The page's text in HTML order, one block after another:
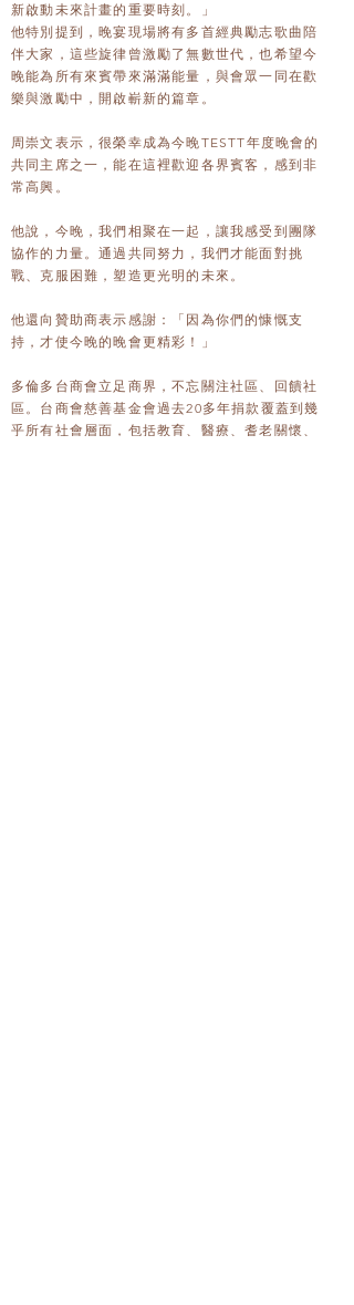
新啟動未來計畫的重要時刻。」
他特別提到，晚宴現場將有多首經典勵志歌曲陪
伴大家，這些旋律曾激勵了無數世代，也希望今
晚能為所有來賓帶來滿滿能量，與會眾一同在歡
樂與激勵中，開啟嶄新的篇章。
周崇文表示，很榮幸成為今晚TESTT年度晚會的
共同主席之一，能在這裡歡迎各界賓客，感到非
常高興。
他說，今晚，我們相聚在一起，讓我感受到團隊
協作的力量。通過共同努力，我們才能面對挑
戰、克服困難，塑造更光明的未來。
他還向贊助商表示感謝：「因為你們的慷慨支
持，才使今晚的晚會更精彩！」
多倫多台商會立足商界，不忘關注社區、回饋社
區。台商會慈善基金會過去20多年捐款覆蓋到幾
乎所有社會層面，包括教育、醫療、耆老關懷、